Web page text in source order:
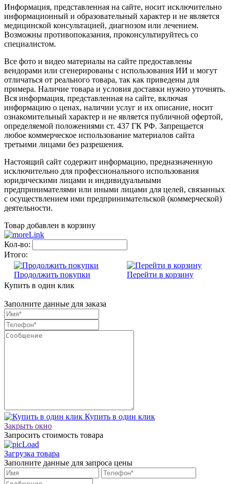
Информация, представленная на сайте, носит исключительно
информационный и образовательный характер и не является
медицинской консультацией, диагнозом или лечением.
Возможны противопоказания, проконсультируйтесь со
специалистом.
Все фото и видео материалы на сайте предоставлены
вендорами или сгенерированы с использования ИИ и могут
отличаться от реального товара, так как приведены для
примера. Наличие товара и условия доставки нужно уточнять.
Вся информация, представленная на сайте, включая
информацию о ценах, наличии услуг и их описание, носит
ознакомительный характер и не является публичной офертой,
определяемой положениями ст. 437 ГК РФ. Запрещается
любое коммерческое использование материалов сайта
третьими лицами без разрешения.
Настоящий сайт содержит информацию, предназначенную
исключительно для профессионального использования
юридическими лицами и индивидуальными
предпринимателями или иными лицами для целей, связанных
с осуществлением ими предпринимательской (коммерческой)
деятельности.
Товар добавлен в корзину
Кол-во:
Итого:
Продолжить покупки
Перейти в корзину
Купить в один клик
Заполните данные для заказа
Купить в один клик
Закрыть окно
Запросить стоимость товара
Загрузка товара
Заполните данные для запроса цены